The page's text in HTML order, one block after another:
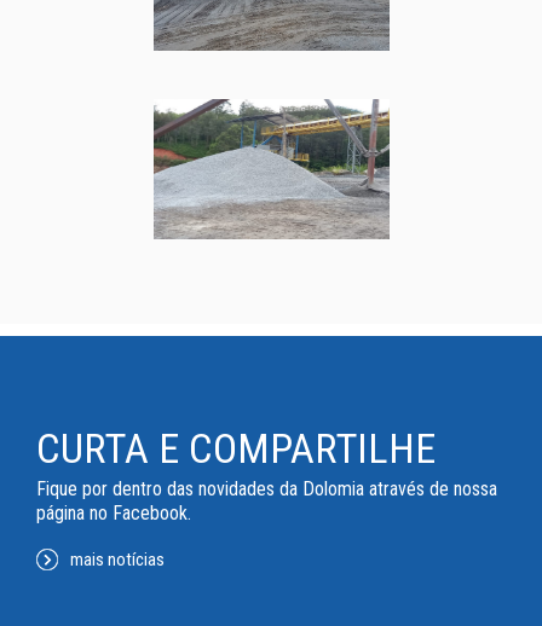
CURTA E COMPARTILHE
Fique por dentro das novidades da Dolomia através de nossa
página no Facebook.
mais notícias